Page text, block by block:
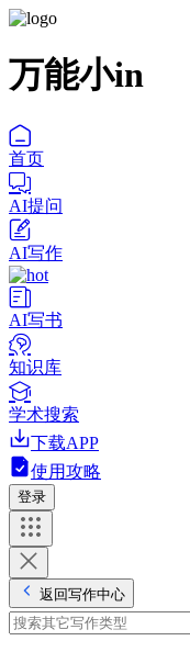
万能小in
首页
AI提问
AI写作
AI写书
知识库
学术搜索
下载APP
使用攻略
登录
返回写作中心